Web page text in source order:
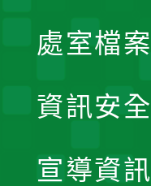
處室檔案
資訊安全
宣導資訊